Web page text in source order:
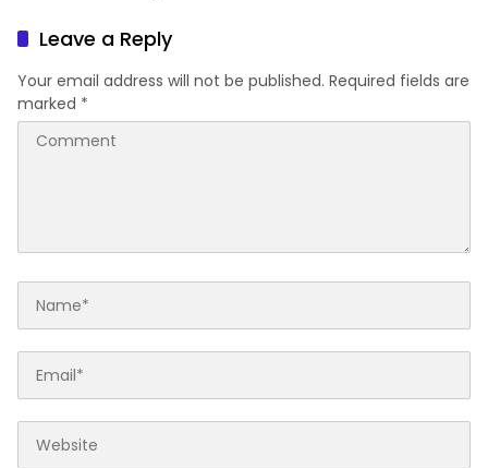
Leave a Reply
Your email address will not be published. Required fields are
marked *